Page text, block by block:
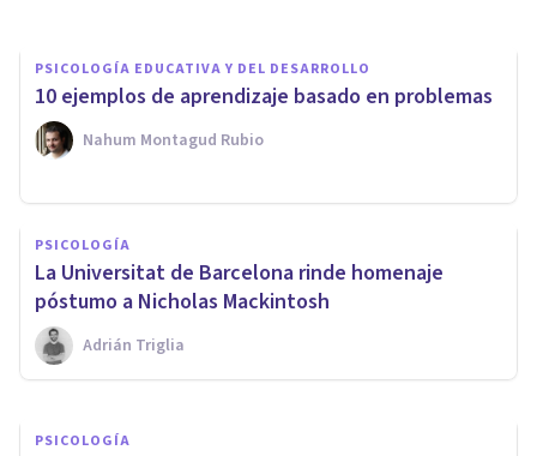
PSICOLOGÍA EDUCATIVA Y DEL DESARROLLO
10 ejemplos de aprendizaje basado en problemas
Nahum Montagud Rubio
PSICOLOGÍA
La Universitat de Barcelona rinde homenaje
póstumo a Nicholas Mackintosh
Adrián Triglia
Neurociencias: la nueva forma
de entender a la mente
humana
Adolfo Castañeda
PSICOLOGÍA